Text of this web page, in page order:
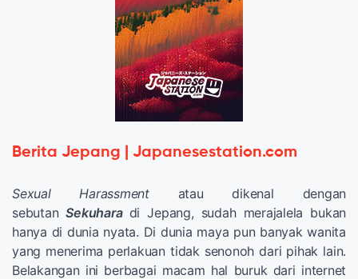
Berita Jepang | Japanesestation.com
Sexual Harassment atau dikenal dengan
sebutanSekuhara di Jepang, sudah merajalela bukan
hanya di dunia nyata. Di dunia maya pun banyak wanita
yang menerima perlakuan tidak senonoh dari pihak lain.
Belakangan ini berbagai macam hal buruk dari internet